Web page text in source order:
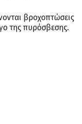
βροχοπτώσεις
της πυρόσβεσης.